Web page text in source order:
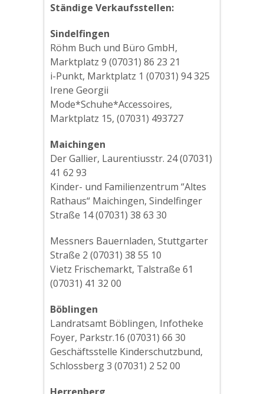
Ständige Verkaufsstellen:
Sindelfingen
Röhm Buch und Büro GmbH,
Marktplatz 9 (07031) 86 23 21
i-Punkt, Marktplatz 1 (07031) 94 325
Irene Georgii
Mode*Schuhe*Accessoires,
Marktplatz 15, (07031) 493727
Maichingen
Der Gallier, Laurentiusstr. 24 (07031)
41 62 93
Kinder- und Familienzentrum “Altes
Rathaus“ Maichingen, Sindelfinger
Straße 14 (07031) 38 63 30
Messners Bauernladen, Stuttgarter
Straße 2 (07031) 38 55 10
Vietz Frischemarkt, Talstraße 61
(07031) 41 32 00
Böblingen
Landratsamt Böblingen, Infotheke
Foyer, Parkstr.16 (07031) 66 30
Geschäftsstelle Kinderschutzbund,
Schlossberg 3 (07031) 2 52 00